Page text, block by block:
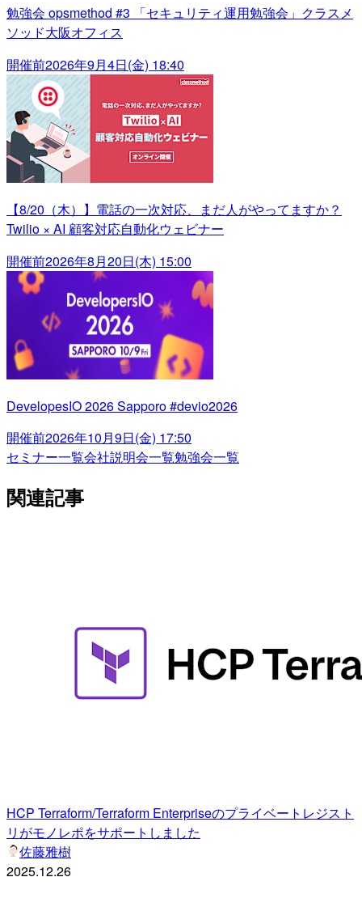
勉強会 opsmethod #3 「セキュリティ運用勉強会」クラスメ
ソッド大阪オフィス
開催前2026年9月4日(金) 18:40
【8/20（木）】電話の一次対応、まだ人がやってますか？
Twilio × AI 顧客対応自動化ウェビナー
開催前2026年8月20日(木) 15:00
DevelopesIO 2026 Sapporo #devio2026
開催前2026年10月9日(金) 17:50
セミナー一覧会社説明会一覧勉強会一覧
関連記事
HCP Terraform/Terraform Enterpriseのプライベートレジスト
リがモノレポをサポートしました
佐藤雅樹
2025.12.26